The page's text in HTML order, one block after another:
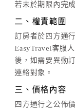
若未於期限內完
二、權責範圍
訂房者於四方通
EasyTravel客服
後，如需要異動
連絡對象。
三、價格內容
四方通行之公佈